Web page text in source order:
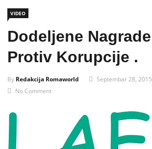
VIDEO
Dodeljene
Protiv Korupcije .
By Redakcija Romaworld Septembar 28, 2015
No Comment